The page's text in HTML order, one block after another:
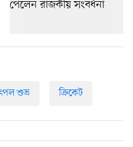
শুভ্র ক্রিকেট